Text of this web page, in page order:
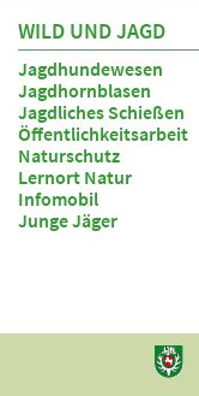
WILD UND JAGD
Jagdhundewesen
Jagdhornblasen
Jagdliches Schießen
Öffentlichkeitsarbeit
Naturschutz
Lernort Natur
Infomobil
Junge Jäger